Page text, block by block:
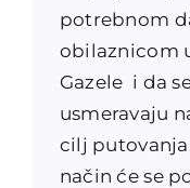
potrebnom
obilaznicom
Gazele i da
usmeravaju
cilj
način će se